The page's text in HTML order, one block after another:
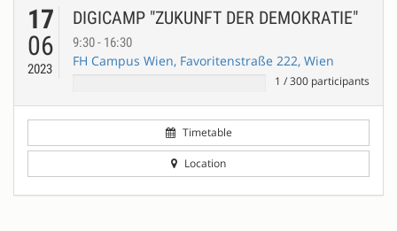
17
06
2023
DIGICAMP "ZUKUNFT DER DEMOKRATIE"
9:30 - 16:30
FH Campus Wien, Favoritenstraße 222, Wien
1 /300 participants
Timetable
Location